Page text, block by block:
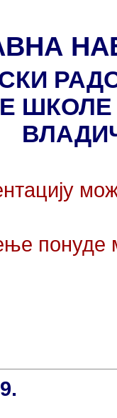
ШКОЛЕ
понуде